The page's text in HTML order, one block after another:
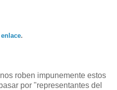
enlace.
roben impunemente estos
por "representantes del